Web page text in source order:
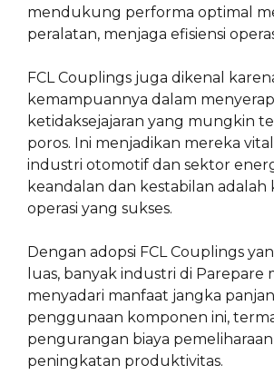
mendukung performa optimal
peralatan, menjaga efisiensi
FCL Couplings juga dikenal
kemampuannya dalam
ketidaksejajaran yang mungkin
poros. Ini menjadikan mereka
industri otomotif dan sektor
keandalan dan kestabilan
operasi yang sukses.
Dengan adopsi FCL Couplings
luas, banyak industri di Parepare
menyadari manfaat jangka
penggunaan komponen ini,
pengurangan biaya
peningkatan produktivitas.